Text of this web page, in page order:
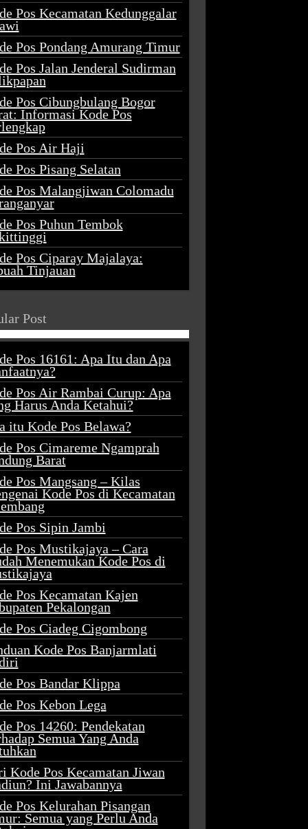
Pos Kecamatan Kedunggalar
Pos Pondang Amurang Timur
Pos Jalan Jenderal Sudirman
Pos Cibungbulang Bogor
Informasi Kode Pos
Pos Air Haji
Pos Pisang Selatan
Pos Malangjiwan Colomadu
Pos Puhun Tembok
Pos Ciparay Majalaya:
Tinjauan
Post
Pos 16161: Apa Itu dan Apa
Pos Air Rambai Curup: Apa
Harus Anda Ketahui?
itu Kode Pos Belawa?
Pos Cimareme Ngamprah
Barat
Pos Mangsang – Kilas
Kode Pos di Kecamatan
Pos Sipin Jambi
Pos Mustikajaya – Cara
Menemukan Kode Pos di
Pos Kecamatan Kajen
Pekalongan
Pos Ciadeg Cigombong
Kode Pos Banjarmlati
Pos Bandar Klippa
Pos Kebon Lega
Pos 14260: Pendekatan
Semua Yang Anda
Kode Pos Kecamatan Jiwan
Ini Jawabannya
Pos Kelurahan Pisangan
Semua yang Perlu Anda